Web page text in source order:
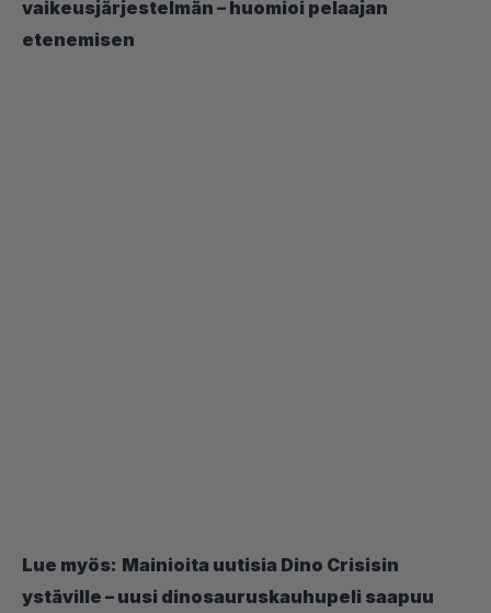
vaikeusjärjestelmän – huomioi pelaajan
etenemisen
Lue myös: Mainioita uutisia Dino Crisisin
ystäville – uusi dinosauruskauhupeli saapuu